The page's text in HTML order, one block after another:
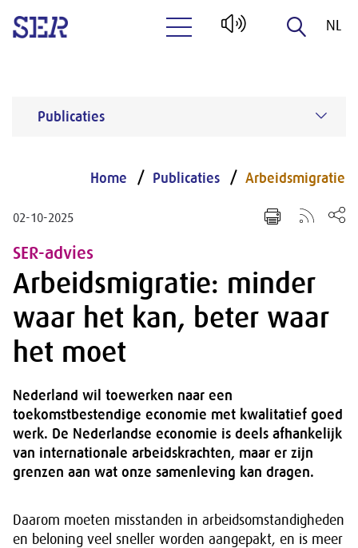
NL
Publicaties
Home Publicaties Arbeidsmigratie
02-10-2025
SER-advies
Arbeidsmigratie: minder
waar het kan, beter waar
het moet
Nederland wil toewerken naar een
toekomstbestendige economie met kwalitatief goed
werk. De Nederlandse economie is deels afhankelijk
van internationale arbeidskrachten, maar er zijn
grenzen aan wat onze samenleving kan dragen.
Daarom moeten misstanden in arbeidsomstandigheden
en beloning veel sneller worden aangepakt, en is meer